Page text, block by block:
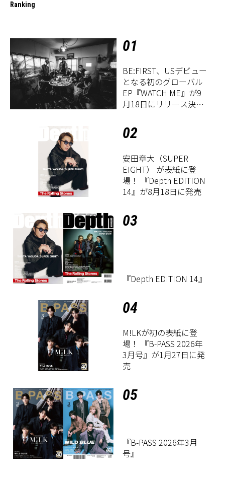
Ranking
01
BE:FIRST、USデビュー
となる初のグローバル
EP『WATCH ME』が9
月18日にリリース決
02
安田章大（SUPER
EIGHT） が表紙に登
場！ 『Depth EDITION
14』が8月18日に発売
03
『Depth EDITION 14』
04
M!LKが初の表紙に登
場！ 『B-PASS 2026年
3月号』が1月27日に発
売
05
『B-PASS 2026年3月
号』